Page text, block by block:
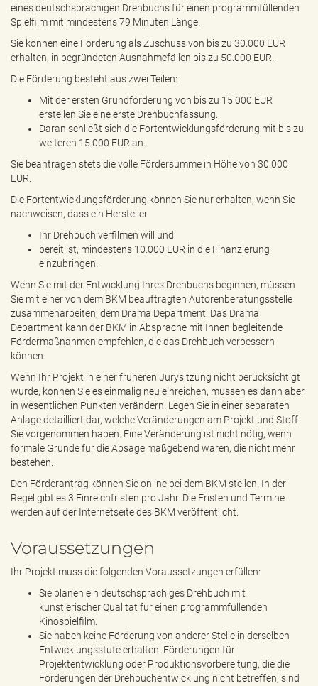
eines deutschsprachigen Drehbuchs für einen programmfüllenden
Spielfilm mit mindestens 79 Minuten Länge.
Sie können eine Förderung als Zuschuss von bis zu 30.000 EUR
erhalten, in begründeten Ausnahmefällen bis zu 50.000 EUR.
Die Förderung besteht aus zwei Teilen:
Mit der ersten Grundförderung von bis zu 15.000 EUR
erstellen Sie eine erste Drehbuchfassung.
Daran schließt sich die Fortentwicklungsförderung mit bis zu
weiteren 15.000 EUR an.
Sie beantragen stets die volle Fördersumme in Höhe von 30.000
EUR.
Die Fortentwicklungsförderung können Sie nur erhalten, wenn Sie
nachweisen, dass ein Hersteller
Ihr Drehbuch verfilmen will und
bereit ist, mindestens 10.000 EUR in die Finanzierung
einzubringen.
Wenn Sie mit der Entwicklung Ihres Drehbuchs beginnen, müssen
Sie mit einer von dem BKM beauftragten Autorenberatungsstelle
zusammenarbeiten, dem Drama Department. Das Drama
Department kann der BKM in Absprache mit Ihnen begleitende
Fördermaßnahmen empfehlen, die das Drehbuch verbessern
können.
Wenn Ihr Projekt in einer früheren Jurysitzung nicht berücksichtigt
wurde, können Sie es einmalig neu einreichen, müssen es dann aber
in wesentlichen Punkten verändern. Legen Sie in einer separaten
Anlage detailliert dar, welche Veränderungen am Projekt und Stoff
Sie vorgenommen haben. Eine Veränderung ist nicht nötig, wenn
formale Gründe für die Absage maßgebend waren, die nicht mehr
bestehen.
Den Förderantrag können Sie online bei dem BKM stellen. In der
Regel gibt es 3 Einreichfristen pro Jahr. Die Fristen und Termine
werden auf der Internetseite des BKM veröffentlicht.
Voraussetzungen
Ihr Projekt muss die folgenden Voraussetzungen erfüllen:
Sie planen ein deutschsprachiges Drehbuch mit
künstlerischer Qualität für einen programmfüllenden
Kinospielfilm.
Sie haben keine Förderung von anderer Stelle in derselben
Entwicklungsstufe erhalten. Förderungen für
Projektentwicklung oder Produktionsvorbereitung, die die
Förderungen der Drehbuchentwicklung nicht betreffen, sind